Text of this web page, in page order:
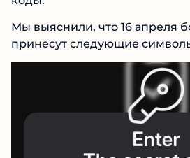
Мы выяснили, что 16 апреля
принесут следующие